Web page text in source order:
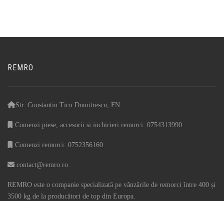
REMRO
Str. Constantin Ticu Dumitrescu, FN
Comenzi piese, accesorii si inchirieri remorci: 0754313990
Comenzi remorci: 0752356160
contact@remro.ro
REMRO este o companie specializată pe vânzările de remorci între 400 și
3500 kg de la producători de top din Europa.